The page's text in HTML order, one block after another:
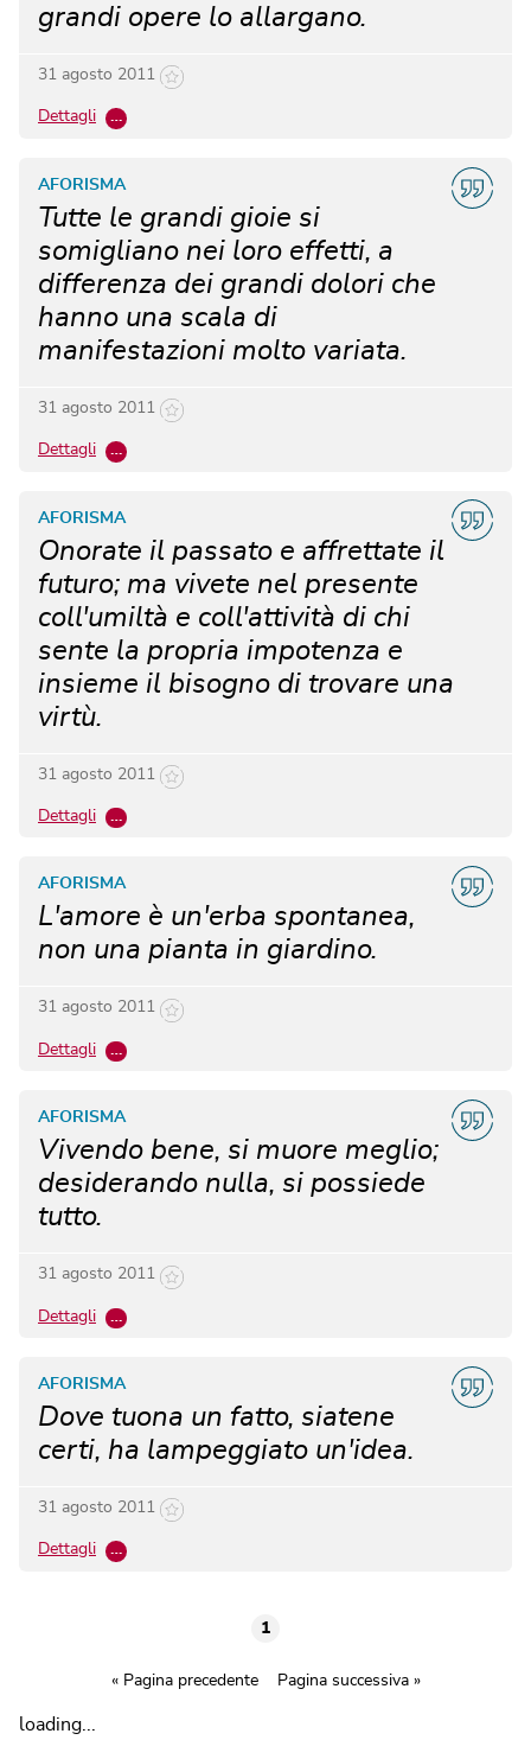
grandi opere lo allargano.
31 agosto 2011
Dettagli …
Tutte le grandi gioie si
somigliano nei loro effetti, a
differenza dei grandi dolori che
hanno una scala di
manifestazioni molto variata.
AFORISMA
31 agosto 2011
Dettagli …
Onorate il passato e affrettate il
futuro; ma vivete nel presente
coll'umiltà e coll'attività di chi
sente la propria impotenza e
insieme il bisogno di trovare una
virtù.
AFORISMA
31 agosto 2011
Dettagli …
L'amore è un'erba spontanea,
non una pianta in giardino.
AFORISMA
31 agosto 2011
Dettagli …
Vivendo bene, si muore meglio;
desiderando nulla, si possiede
tutto.
AFORISMA
31 agosto 2011
Dettagli …
Dove tuona un fatto, siatene
certi, ha lampeggiato un'idea.
AFORISMA
31 agosto 2011
Dettagli …
1
« Pagina precedente Pagina successiva »
loading...